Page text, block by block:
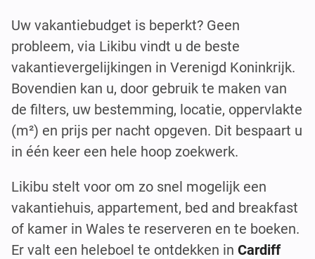
Uw vakantiebudget is beperkt? Geen
probleem, via Likibu vindt u de beste
vakantievergelijkingen in Verenigd Koninkrijk.
Bovendien kan u, door gebruik te maken van
de filters, uw bestemming, locatie, oppervlakte
(m²) en prijs per nacht opgeven. Dit bespaart u
in één keer een hele hoop zoekwerk.
Likibu stelt voor om zo snel mogelijk een
vakantiehuis, appartement, bed and breakfast
of kamer in Wales te reserveren en te boeken.
Er valt een heleboel te ontdekken in Cardiff